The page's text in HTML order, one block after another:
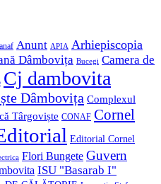
anaf Anunt APIA Arhiepiscopia
Dâmbovița Bucegi Camera de
Cj dambovita
Dâmbovița Complexul
Târgoviște CONAF Cornel
Editorial Cornel
Flori Bungete Guvern
ISU "Basarab I"